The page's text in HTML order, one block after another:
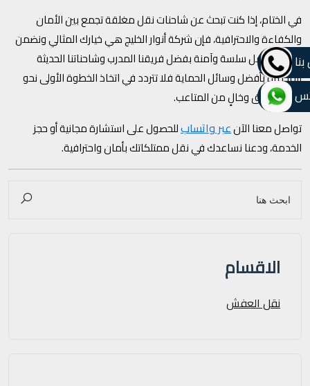
في الختام، إذا كنت تبحث عن شاحنات نقل مغلقة تجمع بين الأمان
والكفاءة والاحترافية، فإن شركة أنوار الخليج هي خيارك المثالي ونضمن
لك تجربة نقل سلسة وآمنة بفضل فريقنا المدرب وشاحناتنا الحديثة
المجهزة بأفضل وسائل الحماية فلا تتردد في اتخاذ الخطوة الأولى نحو
نقل موثوق وخالٍ من المتاعب.
تواصل معنا الآنعبر واتسابللحصول على استشارة مجانية أو حجز
الخدمة، ودعنا نساعدك في نقل ممتلكاتك بأمان واحترافية.
الاقسام
نقل العفش